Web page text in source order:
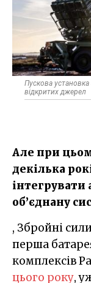
Пускова
відкритих джерел
Але при
декілька
об’єднану
, Збройні
перша
комплексів
цього року,